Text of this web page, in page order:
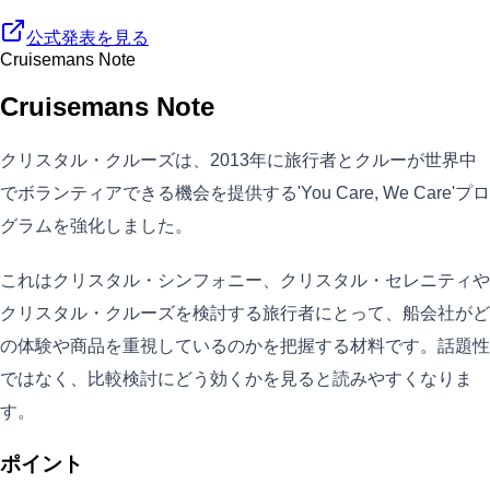
公式発表を見る
Cruisemans Note
Cruisemans Note
クリスタル・クルーズは、2013年に旅行者とクルーが世界中
でボランティアできる機会を提供する'You Care, We Care'プロ
グラムを強化しました。
これはクリスタル・シンフォニー、クリスタル・セレニティや
クリスタル・クルーズを検討する旅行者にとって、船会社がど
の体験や商品を重視しているのかを把握する材料です。話題性
ではなく、比較検討にどう効くかを見ると読みやすくなりま
す。
ポイント